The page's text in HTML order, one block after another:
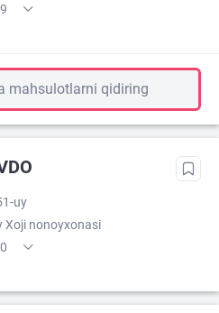
mahsulotlarni qidiring
uy
Xoji nonoyxonasi